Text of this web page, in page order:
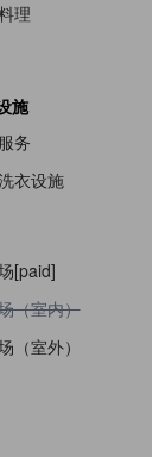
理
施
务
衣设施
[paid]
停车场（室内）
（室内）
（室外）